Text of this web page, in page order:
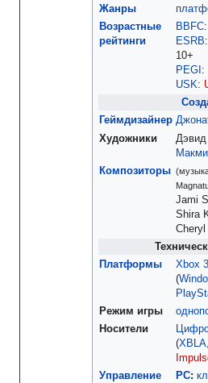
Жанры
Возрастные
рейтинги
BBFC:
ESRB:
10+
PEGI :
USK:
Геймдизайнер
Художники
Композиторы
Jami
Shira
Cheryl
Платформы
Xbox
(
Режим игры
Носители
(XBLA,
Управление
PC: